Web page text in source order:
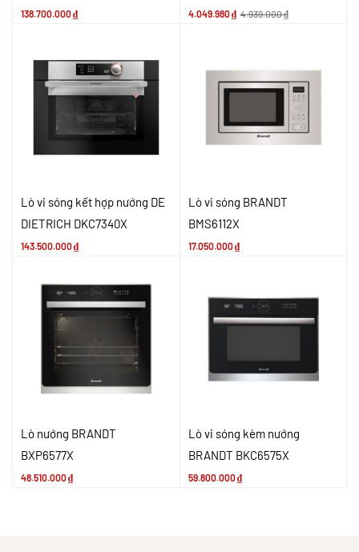
138.700.000₫ 4.049.980₫ 4.939.000₫
Lò vi sóng kết hợp nướng DE
DIETRICH DKC7340X
143.500.000₫
Lò vi sóng BRANDT
BMS6112X
17.050.000₫
Lò nướng BRANDT
BXP6577X
48.510.000₫
Lò vi sóng kèm nướng
BRANDT BKC6575X
59.800.000₫